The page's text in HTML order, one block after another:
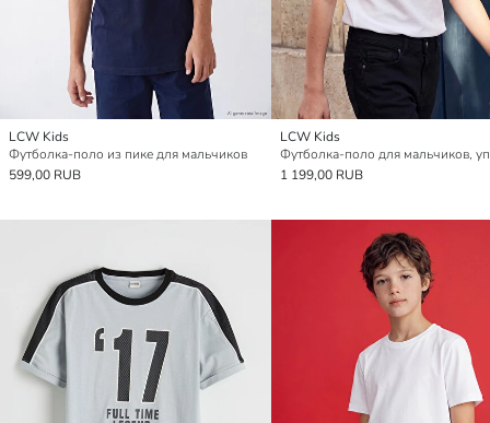
LCW Kids
Футболка-поло из пике для мальчиков
599,00 RUB
LCW Kids
1 199,00 RUB